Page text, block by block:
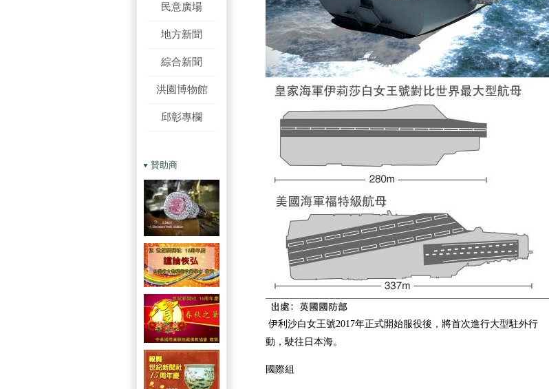
民意廣場
地方新聞
綜合新聞
洪園博物館
邱彰專欄
贊助商
伊利沙白女王號2017年正式開始服役後，將首次進行大型駐外行
動，駛往日本海。
國際組